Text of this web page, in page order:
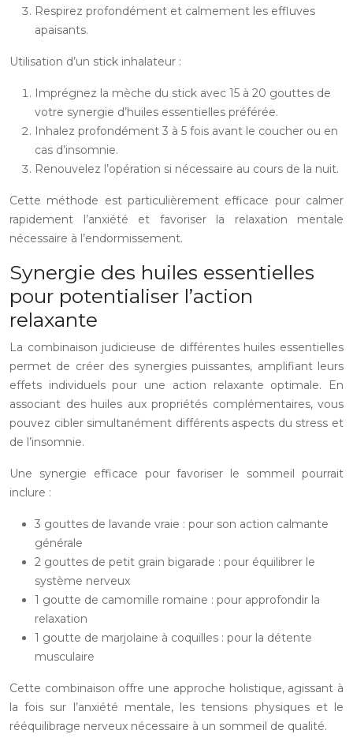
Respirez profondément et calmement les effluves
apaisants.
Utilisation d’un stick inhalateur :
Imprégnez la mèche du stick avec 15 à 20 gouttes de
votre synergie d’huiles essentielles préférée.
Inhalez profondément 3 à 5 fois avant le coucher ou en
cas d’insomnie.
Renouvelez l’opération si nécessaire au cours de la nuit.
Cette méthode est particulièrement efficace pour calmer
rapidement l’anxiété et favoriser la relaxation mentale
nécessaire à l’endormissement.
Synergie des huiles essentielles
pour potentialiser l’action
relaxante
La combinaison judicieuse de différentes huiles essentielles
permet de créer des synergies puissantes, amplifiant leurs
effets individuels pour une action relaxante optimale. En
associant des huiles aux propriétés complémentaires, vous
pouvez cibler simultanément différents aspects du stress et
de l’insomnie.
Une synergie efficace pour favoriser le sommeil pourrait
inclure :
3 gouttes de lavande vraie : pour son action calmante
générale
2 gouttes de petit grain bigarade : pour équilibrer le
système nerveux
1 goutte de camomille romaine : pour approfondir la
relaxation
1 goutte de marjolaine à coquilles : pour la détente
musculaire
Cette combinaison offre une approche holistique, agissant à
la fois sur l’anxiété mentale, les tensions physiques et le
rééquilibrage nerveux nécessaire à un sommeil de qualité.